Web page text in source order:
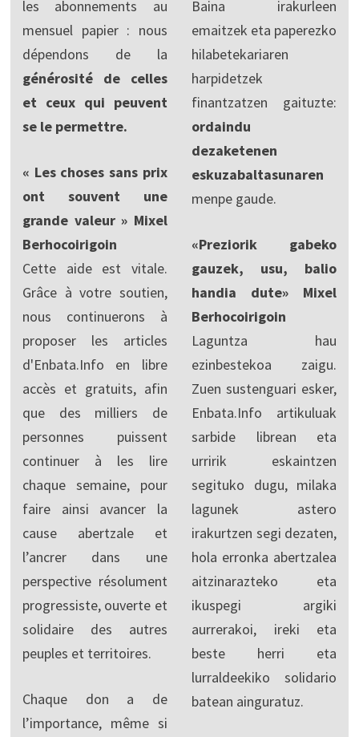
les abonnements au
mensuel papier : nous
dépendons de la
générosité de celles
et ceux qui peuvent
se le permettre.
« Les choses sans prix
ont souvent une
grande valeur » Mixel
Berhocoirigoin
Cette aide est vitale.
Grâce à votre soutien,
nous continuerons à
proposer les articles
d'Enbata.Info en libre
accès et gratuits, afin
que des milliers de
personnes puissent
continuer à les lire
chaque semaine, pour
faire ainsi avancer la
cause abertzale et
l’ancrer dans une
perspective résolument
progressiste, ouverte et
solidaire des autres
peuples et territoires.
Chaque don a de
l’importance, même si
Baina irakurleen
emaitzek eta paperezko
hilabetekariaren
harpidetzek
finantzatzen gaituzte:
ordaindu
dezaketenen
eskuzabaltasunaren
menpe gaude.
«Preziorik gabeko
gauzek, usu, balio
handia dute» Mixel
Berhocoirigoin
Laguntza hau
ezinbestekoa zaigu.
Zuen sustenguari esker,
Enbata.Info artikuluak
sarbide librean eta
urririk eskaintzen
segituko dugu, milaka
lagunek astero
irakurtzen segi dezaten,
hola erronka abertzalea
aitzinarazteko eta
ikuspegi argiki
aurrerakoi, ireki eta
beste herri eta
lurraldeekiko solidario
batean ainguratuz.